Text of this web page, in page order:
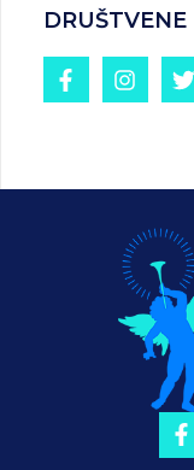
DRUŠTVENE